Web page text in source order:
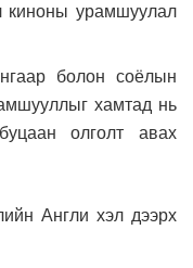
киноны урамшуулал
болон соёлын
хамтад нь
олголт авах
Англи хэл дээрх